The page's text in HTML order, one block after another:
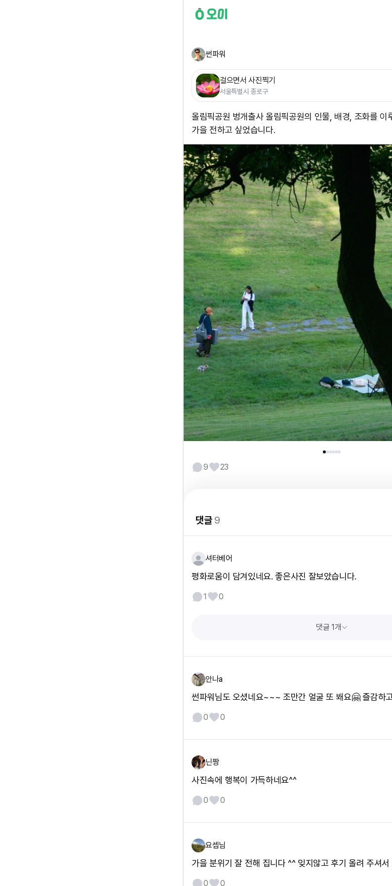
썬파워
걸으면서 사진찍기
서울특별시 종로구
올림픽공원 벙개출사 올림픽공원의 인물, 배경, 조화를 이
가을 전하고 싶었습니다.
9 23
댓글9
셔터베어
평화로움이 담겨있네요. 좋은사진 잘보았습니다.
1 0
댓글 1개
안나a
썬파워님도 오셨네요~~~ 조만간 얼굴 또 봬요🤗 즐감하
0 0
닌짱
사진속에 행복이 가득하네요^^
0 0
요셉님
가을 분위기 잘 전해 집니다 ^^ 잊지않고 후기 올려 주셔
0 0